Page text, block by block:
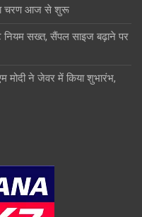
चरण आज से शुरू
नियम सख्त, सैंपल साइज बढ़ाने पर
मोदी ने जेवर में किया शुभारंभ,